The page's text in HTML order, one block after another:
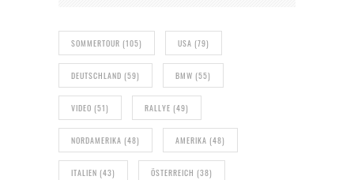
SOMMERTOUR (105) USA (79)
DEUTSCHLAND (59) BMW (55)
VIDEO (51) RALLYE (49)
NORDAMERIKA (48) AMERIKA (48)
ITALIEN (43) ÖSTERREICH (38)